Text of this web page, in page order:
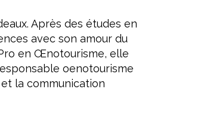
Après des études en
avec son amour du
en Œnotourisme, elle
oenotourisme
la communication